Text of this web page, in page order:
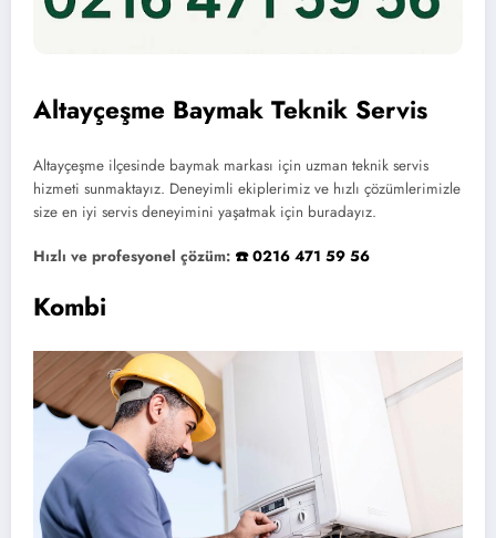
Altayçeşme Baymak Teknik Servis
Altayçeşme ilçesinde baymak markası için uzman teknik servis
hizmeti sunmaktayız. Deneyimli ekiplerimiz ve hızlı çözümlerimizle
size en iyi servis deneyimini yaşatmak için buradayız.
Hızlı ve profesyonel çözüm: ☎️ 0216 471 59 56
Kombi